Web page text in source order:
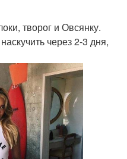
творог и Овсянку.
через 2-3 дня,